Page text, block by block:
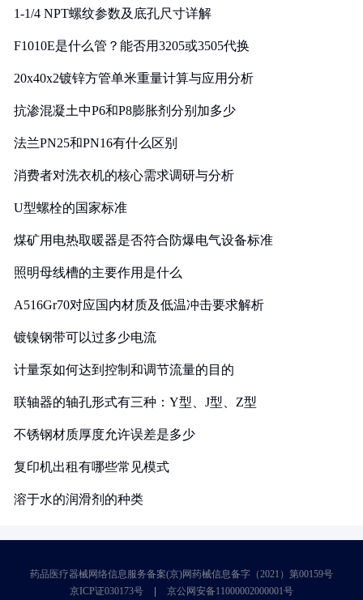
1-1/4 NPT螺纹参数及底孔尺寸详解
F1010E是什么管？能否用3205或3505代换
20x40x2镀锌方管单米重量计算与应用分析
抗渗混凝土中P6和P8膨胀剂分别加多少
法兰PN25和PN16有什么区别
消费者对洗衣机的核心需求调研与分析
U型螺栓的国家标准
煤矿用电热取暖器是否符合防爆电气设备标准
照明母线槽的主要作用是什么
A516Gr70对应国内材质及低温冲击要求解析
镀镍钢带可以过多少电流
计量泵如何达到控制和调节流量的目的
联轴器的轴孔形式有三种：Y型、J型、Z型
不锈钢材质厚度允许误差是多少
复印机出租有哪些常见模式
溶于水的润滑剂的种类
药品医疗器械网络信息服务备案(京)网药械信息备字（2021）第00159号
京ICP证030173号
京公网安备11000002000001号